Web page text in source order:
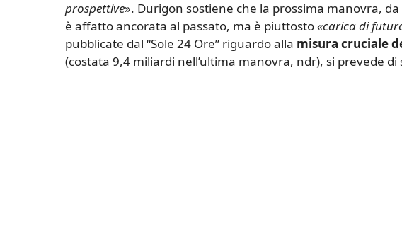
prospettive». Durigon sostiene che la prossima manovra,
è affatto ancorata al passato, ma è piuttosto«carica di
pubblicate dal “Sole 24 Ore” riguardo alla misura cruciale
(costata 9,4 miliardi nell’ultima manovra, ndr), si prevede